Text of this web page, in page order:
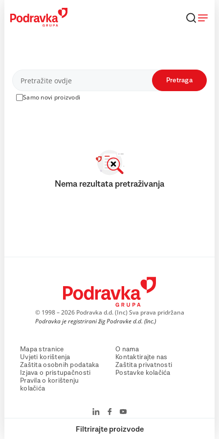
content
Proizvodi
Samo novi proizvodi
Pretraga
Filtrirajte proizvode
Nema rezultata pretraživanja
© 1998 – 2026 Podravka d.d. (Inc) Sva prava pridržana
Podravka je registrirani žig Podravke d.d. (Inc.)
Mapa stranice
Uvjeti korištenja
Zaštita osobnih podataka
Izjava o pristupačnosti
Pravila o korištenju
kolačića
O nama
Kontaktirajte nas
Zaštita privatnosti
Postavke kolačića